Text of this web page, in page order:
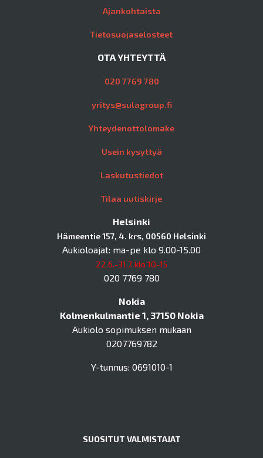
Ajankohtaista
Tietosuojaselosteet
OTA YHTEYTTÄ
020 7769 780
yritys@sulagroup.fi
Yhteydenottolomake
Usein kysyttyä
Laskutustiedot
Tilaa uutiskirje
Helsinki
Hämeentie 157, 4. krs, 00560 Helsinki
Aukioloajat: ma-pe klo 9.00-15.00
22.6.-31.7. klo 10-15
020 7769 780
Nokia
Kolmenkulmantie 1, 37150 Nokia
Aukiolo sopimuksen mukaan
0207769782
Y-tunnus: 0691010-1
SUOSITUT VALMISTAJAT